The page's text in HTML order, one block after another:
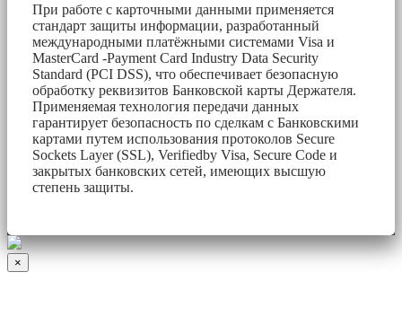
При работе с карточными данными применяется
стандарт защиты информации, разработанный
международными платёжными системами Visa и
MasterCard -Payment Card Industry Data Security
Standard (PCI DSS), что обеспечивает безопасную
обработку реквизитов Банковской карты Держателя.
Применяемая технология передачи данных
гарантирует безопасность по сделкам с Банковскими
картами путем использования протоколов Secure
Sockets Layer (SSL), Verifiedby Visa, Secure Code и
закрытых банковских сетей, имеющих высшую
степень защиты.
×